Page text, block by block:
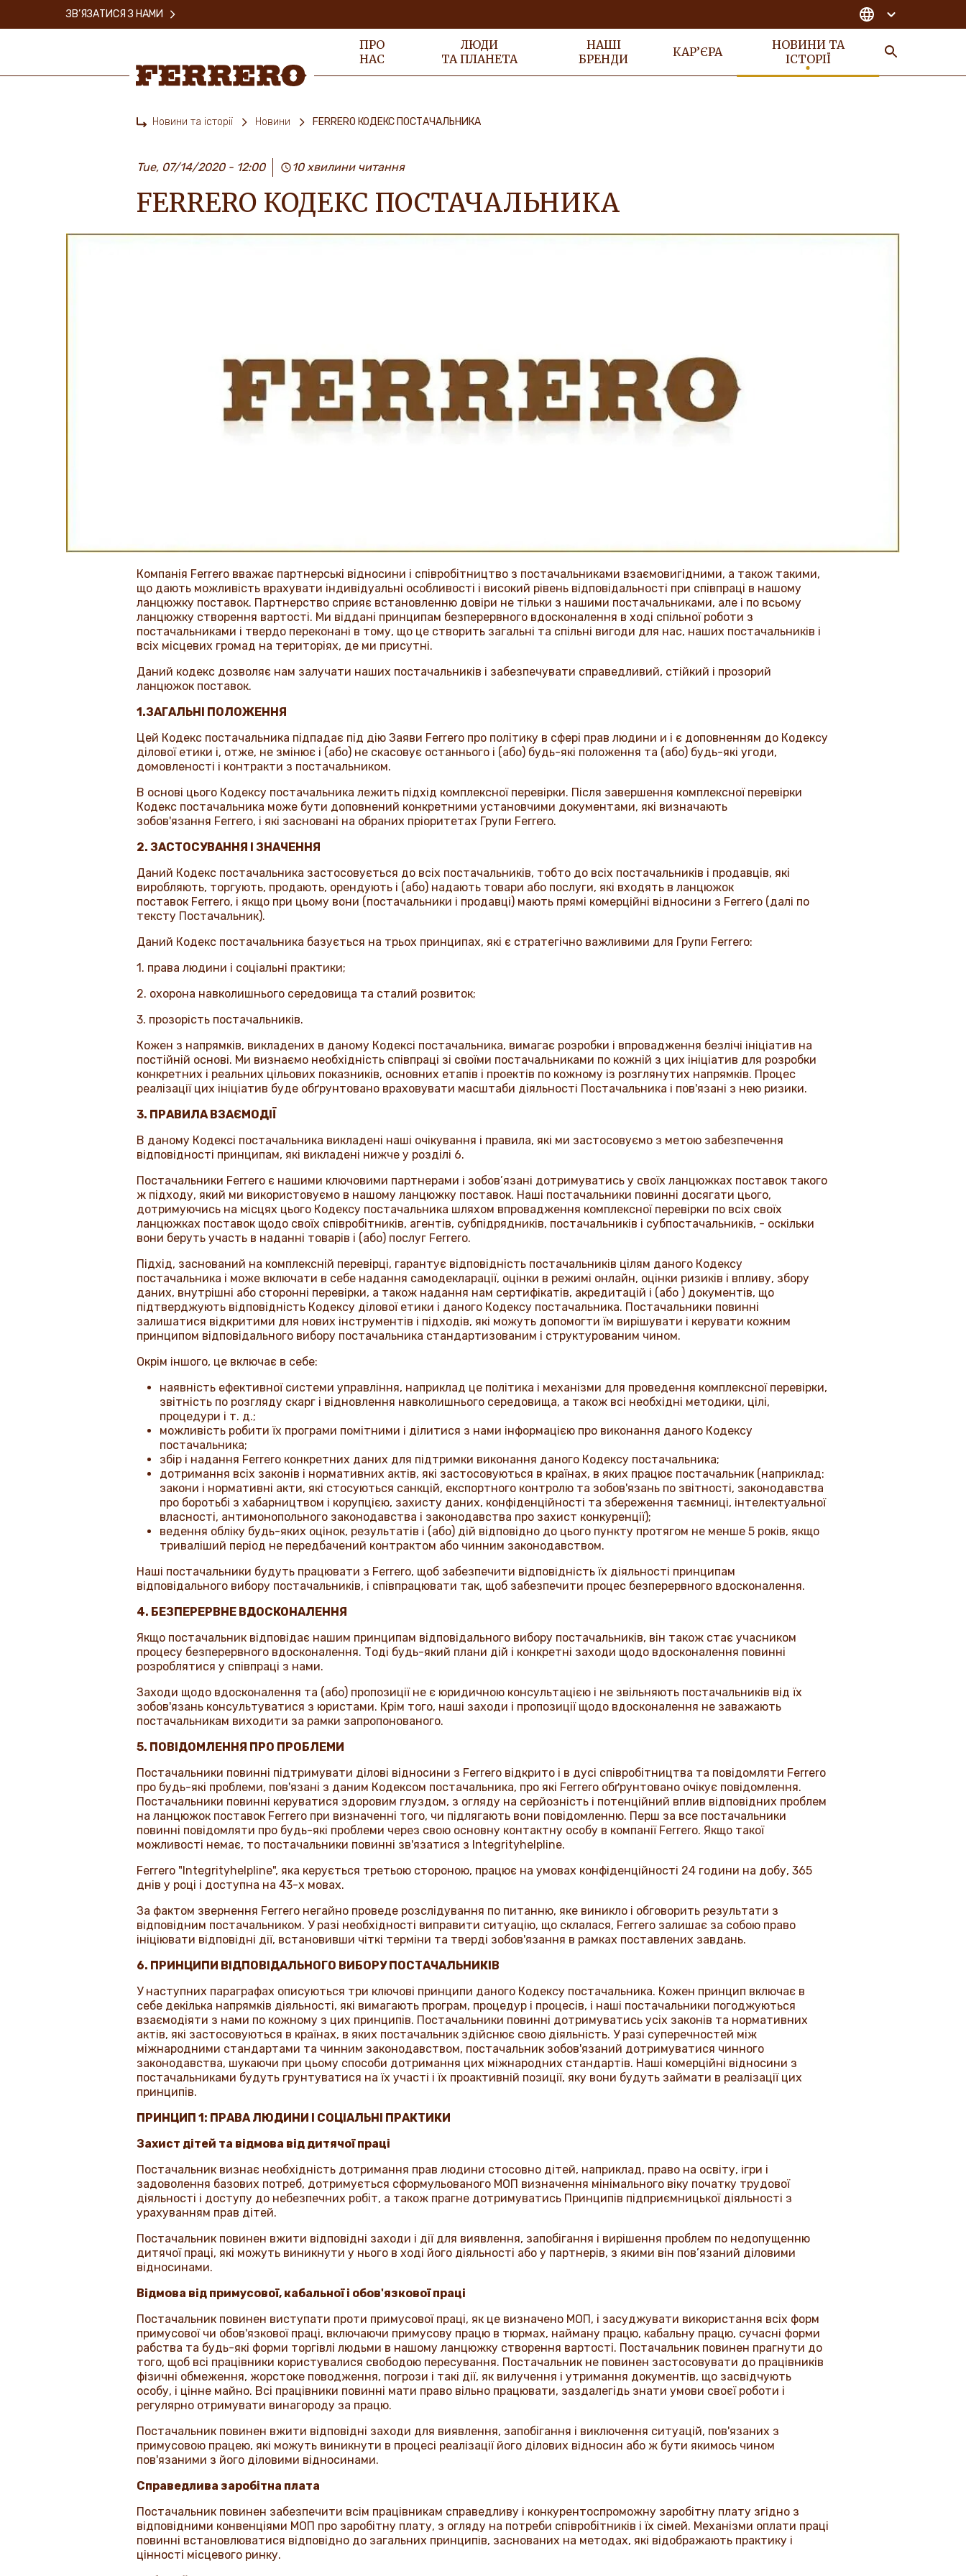
ПРО
НАС
ЛЮДИ
ТА ПЛАНЕТА
НАШІ
БРЕНДИ
КАР’ЄРА
НОВИНИ ТА
ІСТОРІЇ
ЗВ’ЯЗАТИСЯ З НАМИ
Новини та історії Новини FERRERO КОДЕКС ПОСТАЧАЛЬНИКА
Tue, 07/14/2020 - 12:00 10 хвилини читання
FERRERO КОДЕКС ПОСТАЧАЛЬНИКА
Компанія Ferrero вважає партнерські відносини і співробітництво з постачальниками взаємовигідними, а також такими,
що дають можливість врахувати індивідуальні особливості і високий рівень відповідальності при співпраці в нашому
ланцюжку поставок. Партнерство сприяє встановленню довіри не тільки з нашими постачальниками, але і по всьому
ланцюжку створення вартості. Ми віддані принципам безперервного вдосконалення в ході спільної роботи з
постачальниками і твердо переконані в тому, що це створить загальні та спільні вигоди для нас, наших постачальників і
всіх місцевих громад на територіях, де ми присутні.
Даний кодекс дозволяє нам залучати наших постачальників і забезпечувати справедливий, стійкий і прозорий
ланцюжок поставок.
1.ЗАГАЛЬНІ ПОЛОЖЕННЯ
Цей Кодекс постачальника підпадає під дію Заяви Ferrero про політику в сфері прав людини и і є доповненням до Кодексу
ділової етики і, отже, не змінює і (або) не скасовує останнього і (або) будь-які положення та (або) будь-які угоди,
домовленості і контракти з постачальником.
В основі цього Кодексу постачальника лежить підхід комплексної перевірки. Після завершення комплексної перевірки
Кодекс постачальника може бути доповнений конкретними установчими документами, які визначають
зобов'язання Ferrero, і які засновані на обраних пріоритетах Групи Ferrero.
2. ЗАСТОСУВАННЯ І ЗНАЧЕННЯ
Даний Кодекс постачальника застосовується до всіх постачальників, тобто до всіх постачальників і продавців, які
виробляють, торгують, продають, орендують і (або) надають товари або послуги, які входять в ланцюжок
поставок Ferrero, і якщо при цьому вони (постачальники і продавці) мають прямі комерційні відносини з Ferrero (далі по
тексту Постачальник).
Даний Кодекс постачальника базується на трьох принципах, які є стратегічно важливими для Групи Ferrero:
1. права людини і соціальні практики;
2. охорона навколишнього середовища та сталий розвиток;
3. прозорість постачальників.
Кожен з напрямків, викладених в даному Кодексі постачальника, вимагає розробки і впровадження безлічі ініціатив на
постійній основі. Ми визнаємо необхідність співпраці зі своїми постачальниками по кожній з цих ініціатив для розробки
конкретних і реальних цільових показників, основних етапів і проектів по кожному із розглянутих напрямків. Процес
реалізації цих ініціатив буде обґрунтовано враховувати масштаби діяльності Постачальника і пов'язані з нею ризики.
3. ПРАВИЛА ВЗАЄМОДІЇ
В даному Кодексі постачальника викладені наші очікування і правила, які ми застосовуємо з метою забезпечення
відповідності принципам, які викладені нижче у розділі 6.
Постачальники Ferrero є нашими ключовими партнерами і зобов’язані дотримуватись у своїх ланцюжках поставок такого
ж підходу, який ми використовуємо в нашому ланцюжку поставок. Наші постачальники повинні досягати цього,
дотримуючись на місцях цього Кодексу постачальника шляхом впровадження комплексної перевірки по всіх своїх
ланцюжках поставок щодо своїх співробітників, агентів, субпідрядників, постачальників і субпостачальників, - оскільки
вони беруть участь в наданні товарів і (або) послуг Ferrero.
Підхід, заснований на комплексній перевірці, гарантує відповідність постачальників цілям даного Кодексу
постачальника і може включати в себе надання самодекларації, оцінки в режимі онлайн, оцінки ризиків і впливу, збору
даних, внутрішні або сторонні перевірки, а також надання нам сертифікатів, акредитацій і (або ) документів, що
підтверджують відповідність Кодексу ділової етики і даного Кодексу постачальника. Постачальники повинні
залишатися відкритими для нових інструментів і підходів, які можуть допомогти їм вирішувати і керувати кожним
принципом відповідального вибору постачальника стандартизованим і структурованим чином.
Окрім іншого, це включає в себе:
наявність ефективної системи управління, наприклад це політика і механізми для проведення комплексної перевірки,
звітність по розгляду скарг і відновлення навколишнього середовища, а також всі необхідні методики, цілі,
процедури і т. д.;
можливість робити їх програми помітними і ділитися з нами інформацією про виконання даного Кодексу
постачальника;
збір і надання Ferrero конкретних даних для підтримки виконання даного Кодексу постачальника;
дотримання всіх законів і нормативних актів, які застосовуються в країнах, в яких працює постачальник (наприклад:
закони і нормативні акти, які стосуються санкцій, експортного контролю та зобов'язань по звітності, законодавства
про боротьбі з хабарництвом і корупцією, захисту даних, конфіденційності та збереження таємниці, інтелектуальної
власності, антимонопольного законодавства і законодавства про захист конкуренції);
ведення обліку будь-яких оцінок, результатів і (або) дій відповідно до цього пункту протягом не менше 5 років, якщо
триваліший період не передбачений контрактом або чинним законодавством.
Наші постачальники будуть працювати з Ferrero, щоб забезпечити відповідність їх діяльності принципам
відповідального вибору постачальників, і співпрацювати так, щоб забезпечити процес безперервного вдосконалення.
4. БЕЗПЕРЕРВНЕ ВДОСКОНАЛЕННЯ
Якщо постачальник відповідає нашим принципам відповідального вибору постачальників, він також стає учасником
процесу безперервного вдосконалення. Тоді будь-який плани дій і конкретні заходи щодо вдосконалення повинні
розроблятися у співпраці з нами.
Заходи щодо вдосконалення та (або) пропозиції не є юридичною консультацією і не звільняють постачальників від їх
зобов'язань консультуватися з юристами. Крім того, наші заходи і пропозиції щодо вдосконалення не заважають
постачальникам виходити за рамки запропонованого.
5. ПОВІДОМЛЕННЯ ПРО ПРОБЛЕМИ
Постачальники повинні підтримувати ділові відносини з Ferrero відкрито і в дусі співробітництва та повідомляти Ferrero
про будь-які проблеми, пов'язані з даним Кодексом постачальника, про які Ferrero обґрунтовано очікує повідомлення.
Постачальники повинні керуватися здоровим глуздом, з огляду на серйозність і потенційний вплив відповідних проблем
на ланцюжок поставок Ferrero при визначенні того, чи підлягають вони повідомленню. Перш за все постачальники
повинні повідомляти про будь-які проблеми через свою основну контактну особу в компанії Ferrero. Якщо такої
можливості немає, то постачальники повинні зв'язатися з Integrityhelpline.
Ferrero "Integrityhelpline", яка керується третьою стороною, працює на умовах конфіденційності 24 години на добу, 365
днів у році і доступна на 43-х мовах.
За фактом звернення Ferrero негайно проведе розслідування по питанню, яке виникло і обговорить результати з
відповідним постачальником. У разі необхідності виправити ситуацію, що склалася, Ferrero залишає за собою право
ініціювати відповідні дії, встановивши чіткі терміни та тверді зобов'язання в рамках поставлених завдань.
6. ПРИНЦИПИ ВІДПОВІДАЛЬНОГО ВИБОРУ ПОСТАЧАЛЬНИКІВ
У наступних параграфах описуються три ключові принципи даного Кодексу постачальника. Кожен принцип включає в
себе декілька напрямків діяльності, які вимагають програм, процедур і процесів, і наші постачальники погоджуються
взаємодіяти з нами по кожному з цих принципів. Постачальники повинні дотримуватись усіх законів та нормативних
актів, які застосовуються в країнах, в яких постачальник здійснює свою діяльність. У разі суперечностей між
міжнародними стандартами та чинним законодавством, постачальник зобов'язаний дотримуватися чинного
законодавства, шукаючи при цьому способи дотримання цих міжнародних стандартів. Наші комерційні відносини з
постачальниками будуть грунтуватися на їх участі і їх проактивній позиції, яку вони будуть займати в реалізації цих
принципів.
ПРИНЦИП 1: ПРАВА ЛЮДИНИ І СОЦІАЛЬНІ ПРАКТИКИ
Захист дітей та відмова від дитячої праці
Постачальник визнає необхідність дотримання прав людини стосовно дітей, наприклад, право на освіту, ігри і
задоволення базових потреб, дотримується сформульованого МОП визначення мінімального віку початку трудової
діяльності і доступу до небезпечних робіт, а також прагне дотримуватись Принципів підприємницької діяльності з
урахуванням прав дітей.
Постачальник повинен вжити відповідні заходи і дії для виявлення, запобігання і вирішення проблем по недопущенню
дитячої праці, які можуть виникнути у нього в ході його діяльності або у партнерів, з якими він пов’язаний діловими
відносинами.
Відмова від примусової, кабальної і обов'язкової праці
Постачальник повинен виступати проти примусової праці, як це визначено МОП, і засуджувати використання всіх форм
примусової чи обов'язкової праці, включаючи примусову працю в тюрмах, найману працю, кабальну працю, сучасні форми
рабства та будь-які форми торгівлі людьми в нашому ланцюжку створення вартості. Постачальник повинен прагнути до
того, щоб всі працівники користувалися свободою пересування. Постачальник не повинен застосовувати до працівників
фізичні обмеження, жорстоке поводження, погрози і такі дії, як вилучення і утримання документів, що засвідчують
особу, і цінне майно. Всі працівники повинні мати право вільно працювати, заздалегідь знати умови своєї роботи і
регулярно отримувати винагороду за працю.
Постачальник повинен вжити відповідні заходи для виявлення, запобігання і виключення ситуацій, пов'язаних з
примусовою працею, які можуть виникнути в процесі реалізації його ділових відносин або ж бути якимось чином
пов'язаними з його діловими відносинами.
Справедлива заробітна плата
Постачальник повинен забезпечити всім працівникам справедливу і конкурентоспроможну заробітну плату згідно з
відповідними конвенціями МОП про заробітну плату, з огляду на потреби співробітників і їх сімей. Механізми оплати праці
повинні встановлюватися відповідно до загальних принципів, заснованих на методах, які відображають практику і
цінності місцевого ринку.